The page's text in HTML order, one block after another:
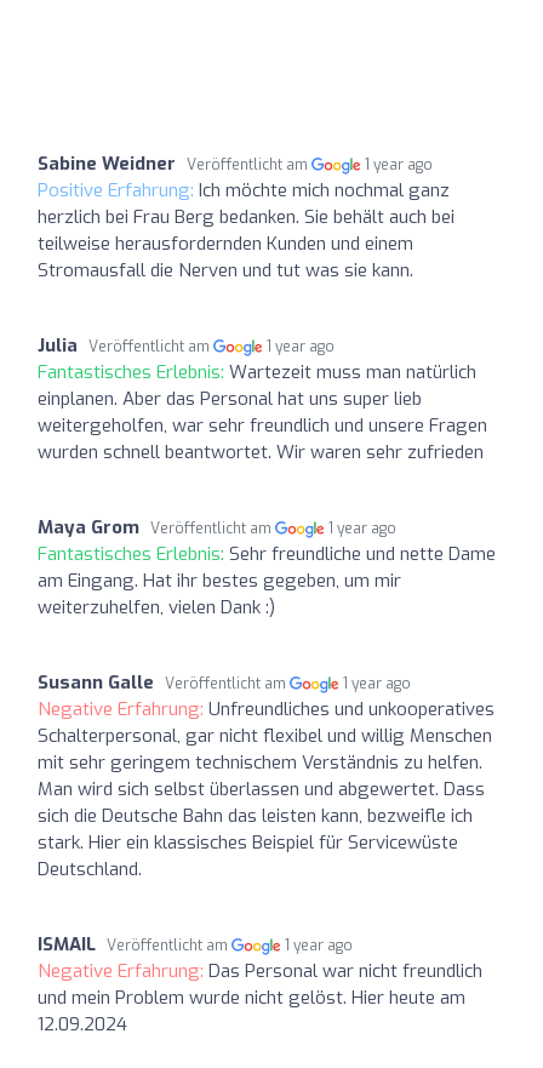
Sabine Weidner Veröffentlicht am 1 year ago
Positive Erfahrung: Ich möchte mich nochmal ganz
herzlich bei Frau Berg bedanken. Sie behält auch bei
teilweise herausfordernden Kunden und einem
Stromausfall die Nerven und tut was sie kann.
Julia Veröffentlicht am 1 year ago
Fantastisches Erlebnis: Wartezeit muss man natürlich
einplanen. Aber das Personal hat uns super lieb
weitergeholfen, war sehr freundlich und unsere Fragen
wurden schnell beantwortet. Wir waren sehr zufrieden
Maya Grom Veröffentlicht am 1 year ago
Fantastisches Erlebnis: Sehr freundliche und nette Dame
am Eingang. Hat ihr bestes gegeben, um mir
weiterzuhelfen, vielen Dank :)
Susann Galle Veröffentlicht am 1 year ago
Negative Erfahrung: Unfreundliches und unkooperatives
Schalterpersonal, gar nicht flexibel und willig Menschen
mit sehr geringem technischem Verständnis zu helfen.
Man wird sich selbst überlassen und abgewertet. Dass
sich die Deutsche Bahn das leisten kann, bezweifle ich
stark. Hier ein klassisches Beispiel für Servicewüste
Deutschland.
ISMAIL Veröffentlicht am 1 year ago
Negative Erfahrung: Das Personal war nicht freundlich
und mein Problem wurde nicht gelöst. Hier heute am
12.09.2024